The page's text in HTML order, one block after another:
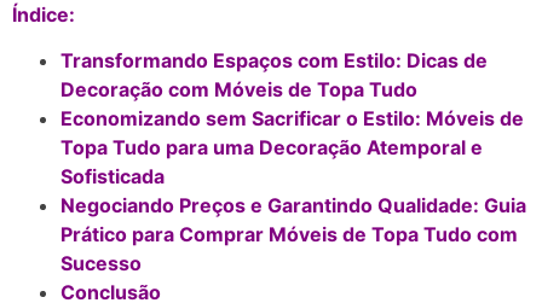
Índice:
Transformando Espaços com Estilo: Dicas de
Decoração com Móveis de Topa Tudo
Economizando sem Sacrificar o Estilo: Móveis de
Topa Tudo para uma Decoração Atemporal e
Sofisticada
Negociando Preços e Garantindo Qualidade: Guia
Prático para Comprar Móveis de Topa Tudo com
Sucesso
Conclusão